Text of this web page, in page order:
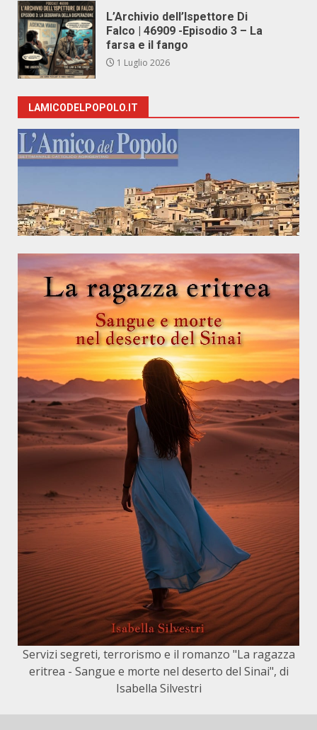
L’Archivio dell’Ispettore Di
Falco | 46909 -Episodio 3 – La
farsa e il fango
1 Luglio 2026
LAMICODELPOPOLO.IT
Servizi segreti, terrorismo e il romanzo "La ragazza
eritrea - Sangue e morte nel deserto del Sinai", di
Isabella Silvestri